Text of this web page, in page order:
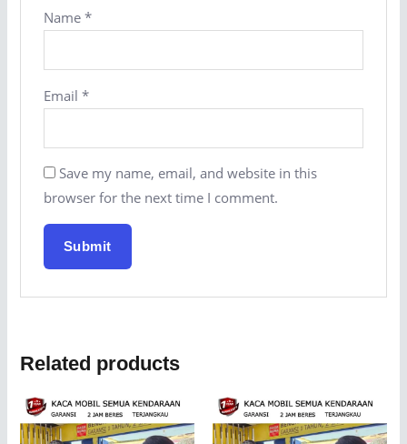
Name *
Email *
Save my name, email, and website in this
browser for the next time I comment.
Related products